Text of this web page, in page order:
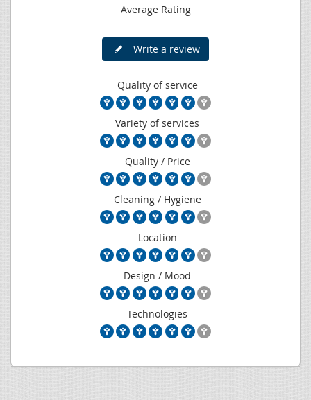
Average Rating
Write a review
Quality of service
Variety of services
Quality / Price
Cleaning / Hygiene
Location
Design / Mood
Technologies